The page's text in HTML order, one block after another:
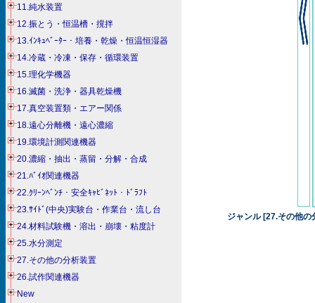
11.純水装置
12.振とう・恒温槽・撹拌
13.ｲﾝｷｭﾍﾞｰﾀｰ・培養・乾燥・恒温恒湿器
14.冷蔵・冷凍・保存・循環装置
15.理化学機器
16.滅菌・洗浄・器具乾燥機
17.真空装置類・エアー関係
18.遠心分離機・遠心濃縮
19.環境計測関連機器
20.濃縮・抽出・蒸留・分解・合成
21.ﾊﾞｲｵ関連機器
22.ｸﾘｰﾝﾍﾞﾝﾁ・安全ｷｬﾋﾞﾈｯﾄ・ﾄﾞﾗﾌﾄ
23.ｻｲﾄﾞ(中央)実験台・作業台・流し台
24.材料試験機・溶出・崩壊・粘度計
25.水分測定
27.その他の分析装置
26.試作関連機器
New
ジャンル [27.その他